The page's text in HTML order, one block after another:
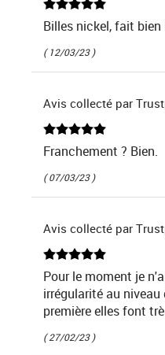
Billes nickel, fait
( 12/03/23 )
Avis collecté par
Franchement ? Bien.
( 07/03/23 )
Avis collecté par
Pour le moment je
irrégularité au
première elles font
( 27/02/23 )